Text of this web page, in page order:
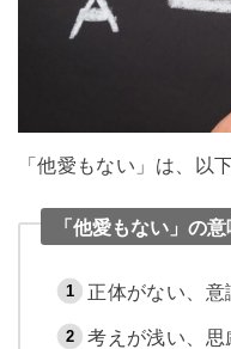
「他愛もない」は、以
「他愛もない」の意
正体がない、
考えが浅い、思